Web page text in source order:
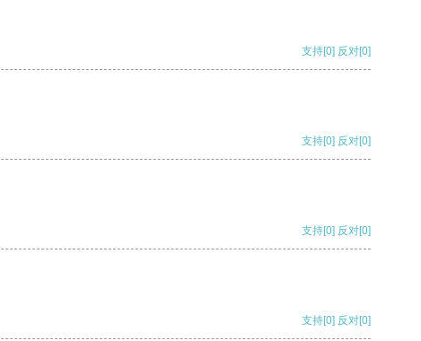
支持[0] 反对[0]
支持[0] 反对[0]
支持[0] 反对[0]
支持[0] 反对[0]